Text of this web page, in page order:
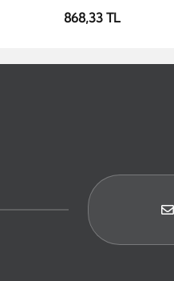
868,33 TL